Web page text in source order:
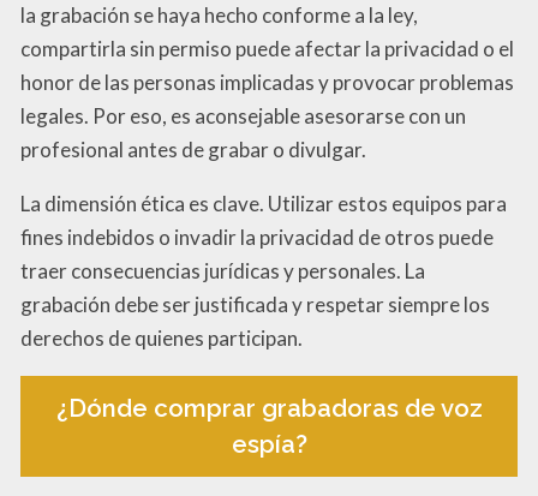
la grabación se haya hecho conforme a la ley,
compartirla sin permiso puede afectar la privacidad o el
honor de las personas implicadas y provocar problemas
legales. Por eso, es aconsejable asesorarse con un
profesional antes de grabar o divulgar.
La dimensión ética es clave. Utilizar estos equipos para
fines indebidos o invadir la privacidad de otros puede
traer consecuencias jurídicas y personales. La
grabación debe ser justificada y respetar siempre los
derechos de quienes participan.
¿Dónde comprar grabadoras de voz
espía?